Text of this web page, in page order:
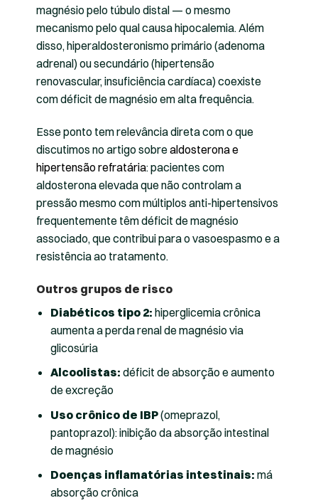
magnésio pelo túbulo distal — o mesmo
mecanismo pelo qual causa hipocalemia. Além
disso, hiperaldosteronismo primário (adenoma
adrenal) ou secundário (hipertensão
renovascular, insuficiência cardíaca) coexiste
com déficit de magnésio em alta frequência.
Esse ponto tem relevância direta com o que
discutimos no artigo sobrealdosterona e
hipertensão refratária: pacientes com
aldosterona elevada que não controlam a
pressão mesmo com múltiplos anti-hipertensivos
frequentemente têm déficit de magnésio
associado, que contribui para o vasoespasmo e a
resistência ao tratamento.
Outros grupos de risco
Diabéticos tipo 2: hiperglicemia crônica
aumenta a perda renal de magnésio via
glicosúria
Alcoolistas: déficit de absorção e aumento
de excreção
Uso crônico de IBP(omeprazol,
pantoprazol): inibição da absorção intestinal
de magnésio
Doenças inflamatórias intestinais: má
absorção crônica